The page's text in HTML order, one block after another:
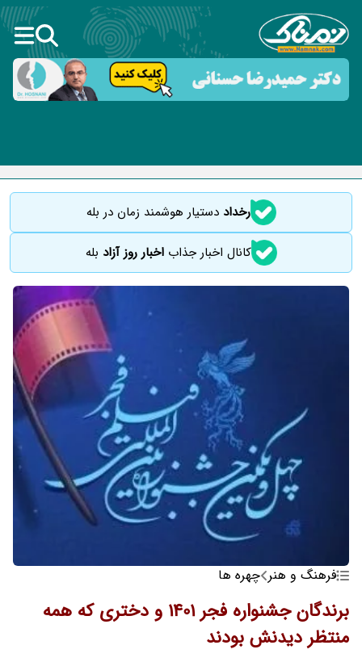
رخداددستیار هوشمند زمان در بله
کانال اخبار جذاباخبار روز آزاد بله
فرهنگ و هنر چهره ها
برندگان جشنواره فجر 1401 و دختری که همه
منتظر دیدنش بودند